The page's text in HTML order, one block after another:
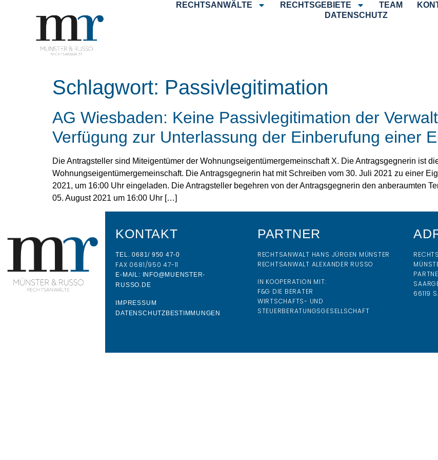
RECHTSANWÄLTE RECHTSGEBIETE TEAM
DATENSCHUTZ
Schlagwort: Passivlegitimation
AG Wiesbaden: Keine Passivlegitimation der
Verfügung zur Unterlassung der Einberufung einer
Die Antragsteller sind Miteigentümer der Wohnungseigentümergemeinschaft X. Die Antragsgegnerin ist
Wohnungseigentümergemeinschaft. Die Antragsgegnerin hat mit Schreiben vom 30. Juli 2021 zu einer
2021, um 16:00 Uhr eingeladen. Die Antragsteller begehren von der Antragsgegnerin den anberaumten
05. August 2021 um 16:00 Uhr […]
KONTAKT
TEL. 0681/ 950 47-0
FAX 0681/950 47-11
E-MAIL: INFO@MUENSTER-
RUSSO.DE
IMPRESSUM
DATENSCHUTZBESTIMMUNGEN
PARTNER
RECHTSANWALT HANS JÜRGEN MÜNSTER
RECHTSANWALT ALEXANDER RUSSO
IN KOOPERATION MIT:
F&G DIE BERATER
WIRTSCHAFTS- UND
STEUERBERATUNGSGESELLSCHAFT
66119